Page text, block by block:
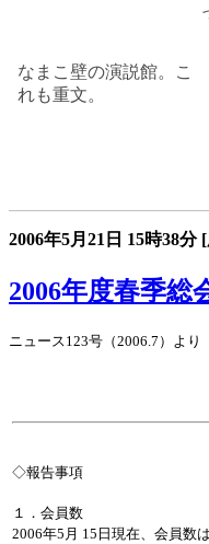
なまこ壁の演説館。こ
れも重文。
2006年5月21日 15時38分
2006年度春季総
ニュース123号（2006.7）より
◇報告事項
１．会員数
2006年5月 15日現在、会員数